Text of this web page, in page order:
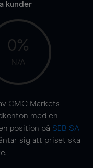
kunder
0%
N/A
CMC Markets
med en
position på SEB SA
sig att priset ska
.